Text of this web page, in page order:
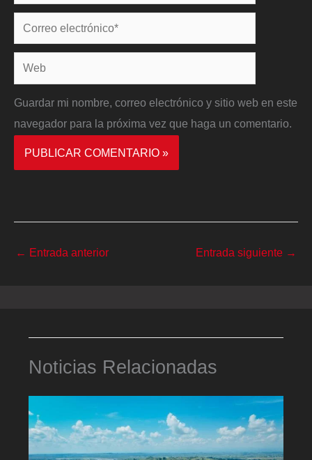
Correo
electrónico*
Web
Guardar mi nombre, correo electrónico y sitio web en este
navegador para la próxima vez que haga un comentario.
← Entrada anterior Entrada siguiente →
Noticias Relacionadas